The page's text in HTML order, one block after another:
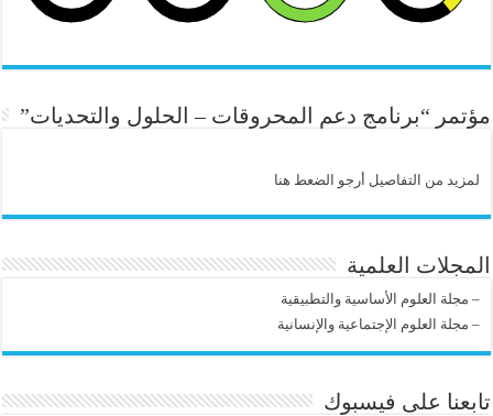
مؤتمر “برنامج دعم المحروقات – الحلول والتحديات”
لمزيد من التفاصيل أرجو الضعط هنا
المجلات العلمية
– مجلة العلوم الأساسية والتطبيقية
– مجلة العلوم الإجتماعية والإنسانية
تابعنا على فيسبوك